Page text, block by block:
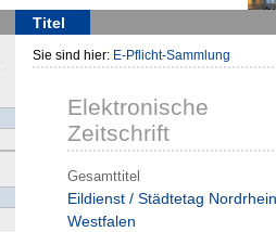
Titel
Sie sind hier: E-Pflicht-Sammlung
Elektronische
Zeitschrift
Gesamttitel
Eildienst / Städtetag
Westfalen